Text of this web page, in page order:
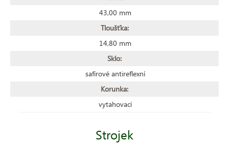
43,00 mm
Tloušťka:
14,80 mm
Sklo:
safírové antireflexní
Korunka:
vytahovací
Strojek